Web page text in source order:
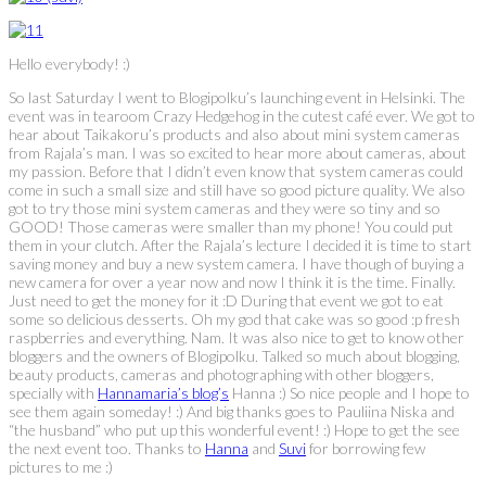
Hello everybody! :)
So last Saturday I went to Blogipolku’s launching event in Helsinki. The
event was in tearoom Crazy Hedgehog in the cutest café ever. We got to
hear about Taikakoru’s products and also about mini system cameras
from Rajala’s man. I was so excited to hear more about cameras, about
my passion. Before that I didn’t even know that system cameras could
come in such a small size and still have so good picture quality. We also
got to try those mini system cameras and they were so tiny and so
GOOD! Those cameras were smaller than my phone! You could put
them in your clutch. After the Rajala’s lecture I decided it is time to start
saving money and buy a new system camera. I have though of buying a
new camera for over a year now and now I think it is the time. Finally.
Just need to get the money for it :D During that event we got to eat
some so delicious desserts. Oh my god that cake was so good :p fresh
raspberries and everything. Nam. It was also nice to get to know other
bloggers and the owners of Blogipolku. Talked so much about blogging,
beauty products, cameras and photographing with other bloggers,
specially with Hannamaria’s blog’s Hanna :) So nice people and I hope to
see them again someday! :) And big thanks goes to Pauliina Niska and
“the husband” who put up this wonderful event! :) Hope to get the see
the next event too. Thanks to Hanna and Suvifor borrowing few
pictures to me :)